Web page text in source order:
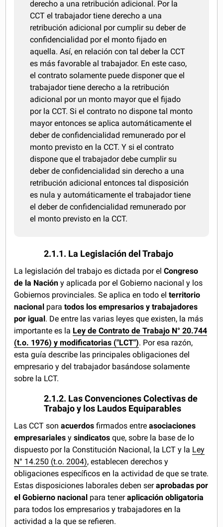
derecho a una retribución adicional. Por la
CCT el trabajador tiene derecho a una
retribución adicional por cumplir su deber de
confidencialidad por el monto fijado en
aquella. Así, en relación con tal deber la CCT
es más favorable al trabajador. En este caso,
el contrato solamente puede disponer que el
trabajador tiene derecho a la retribución
adicional por un monto mayor que el fijado
por la CCT. Si el contrato no dispone tal monto
mayor entonces se aplica automáticamente el
deber de confidencialidad remunerado por el
monto previsto en la CCT. Y si el contrato
dispone que el trabajador debe cumplir su
deber de confidencialidad sin derecho a una
retribución adicional entonces tal disposición
es nula y automáticamente el trabajador tiene
el deber de confidencialidad remunerado por
el monto previsto en la CCT.
2.1.1. La Legislación del Trabajo
La legislación del trabajo es dictada por elCongreso
de la Nación y aplicada por el Gobierno nacional y los
Gobiernos provinciales. Se aplica en todo elterritorio
nacional paratodos los empresarios y trabajadores
por igual . De entre las varias leyes que existen, la más
importante es la Ley de Contrato de Trabajo N° 20.744
(t.o. 1976) y modificatorias ("LCT"). Por esa razón,
esta guía describe las principales obligaciones del
empresario y del trabajador basándose solamente
sobre la LCT.
2.1.2. Las Convenciones Colectivas de
Trabajo y los Laudos Equiparables
Las CCT sonacuerdos firmados entreasociaciones
empresariales ysindicatos que, sobre la base de lo
dispuesto por la Constitución Nacional, la LCT y la Ley
N° 14.250 (t.o. 2004), establecen derechos y
obligaciones específicos en la actividad de que se trate.
Estas disposiciones laborales deben seraprobadas por
el Gobierno nacional para teneraplicación obligatoria
para todos los empresarios y trabajadores en la
actividad a la que se refieren.